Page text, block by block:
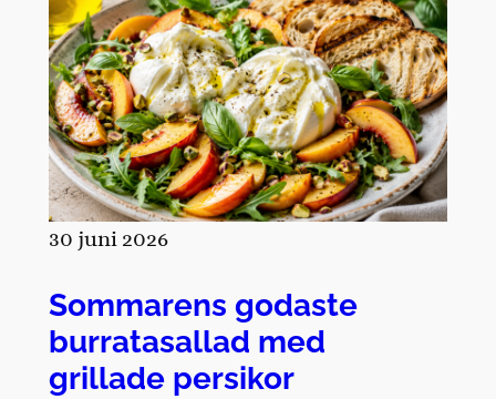
30 juni 2026
Sommarens godaste
burratasallad med
grillade persikor